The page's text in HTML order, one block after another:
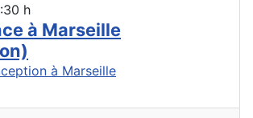
h
à Marseille
à Marseille